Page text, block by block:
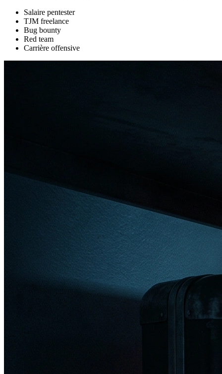
Salaire pentester
TJM freelance
Bug bounty
Red team
Carrière offensive